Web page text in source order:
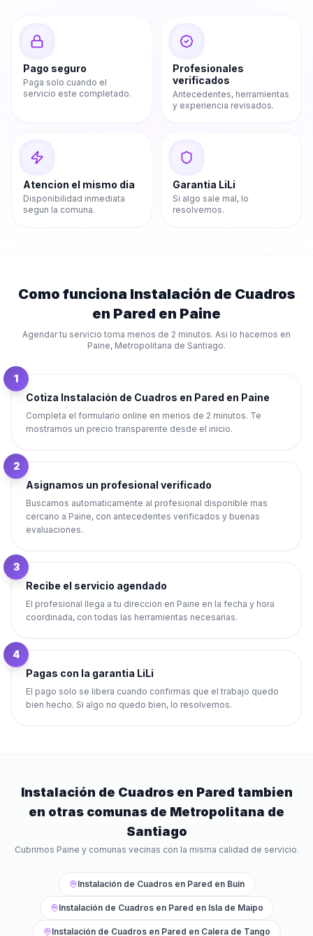
Pago seguro
Paga solo cuando el
servicio este completado.
Profesionales
verificados
Antecedentes, herramientas
y experiencia revisados.
Atencion el mismo dia
Disponibilidad inmediata
segun la comuna.
Garantia LiLi
Si algo sale mal, lo
resolvemos.
Como funciona Instalación de Cuadros
en Pared en Paine
Agendar tu servicio toma menos de 2 minutos. Asi lo hacemos en
Paine, Metropolitana de Santiago.
1
Cotiza Instalación de Cuadros en Pared en Paine
Completa el formulario online en menos de 2 minutos. Te
mostramos un precio transparente desde el inicio.
2
Asignamos un profesional verificado
Buscamos automaticamente al profesional disponible mas
cercano a Paine, con antecedentes verificados y buenas
evaluaciones.
3
Recibe el servicio agendado
El profesional llega a tu direccion en Paine en la fecha y hora
coordinada, con todas las herramientas necesarias.
4
Pagas con la garantia LiLi
El pago solo se libera cuando confirmas que el trabajo quedo
bien hecho. Si algo no quedo bien, lo resolvemos.
Instalación de Cuadros en Pared tambien
en otras comunas de Metropolitana de
Santiago
Cubrimos Paine y comunas vecinas con la misma calidad de servicio.
Instalación de Cuadros en Pared en Buin
Instalación de Cuadros en Pared en Isla de Maipo
Instalación de Cuadros en Pared en Calera de Tango